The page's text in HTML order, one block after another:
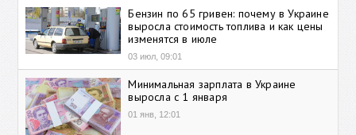
Бензин по 65 гривен: почему в Украине
выросла стоимость топлива и как цены
изменятся в июле
03 июл, 09:01
Минимальная зарплата в Украине
выросла с 1 января
01 янв, 12:01